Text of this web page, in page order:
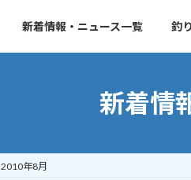
新着情報・ニュース一覧 釣
新着情
2010年8月